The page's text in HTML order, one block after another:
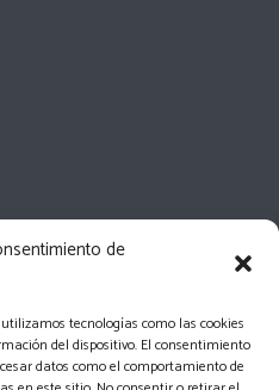
de
tecnologías como las cookies
del dispositivo. El consentimiento
datos como el comportamiento de